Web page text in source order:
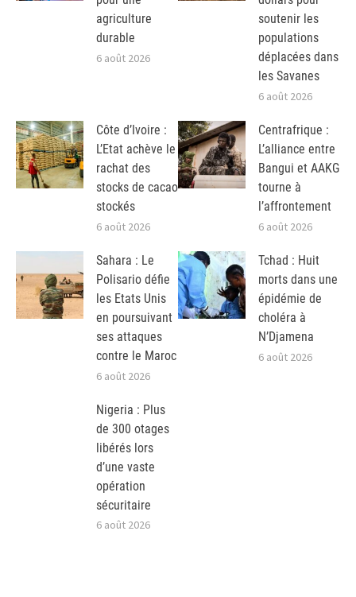
agriculture
durable
6 août 2026
soutenir les
populations
déplacées dans
les Savanes
6 août 2026
Côte d’Ivoire :
L’Etat achève le
rachat des
stocks de cacao
stockés
6 août 2026
Centrafrique :
L’alliance entre
Bangui et AAKG
tourne à
l’affrontement
6 août 2026
Sahara : Le
Polisario défie
les Etats Unis
en poursuivant
ses attaques
contre le Maroc
6 août 2026
Tchad : Huit
morts dans une
épidémie de
choléra à
N’Djamena
6 août 2026
Nigeria : Plus
de 300 otages
libérés lors
d’une vaste
opération
sécuritaire
6 août 2026